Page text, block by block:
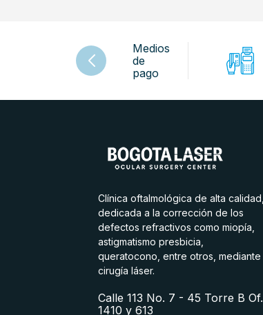
Medios
de
pago
Clínica oftalmológica de alta calidad,
dedicada a la corrección de los
defectos refractivos como miopía,
astigmatismo presbicia,
queratocono, entre otros, mediante
cirugía láser.
Calle 113 No. 7 - 45 Torre B Of.
1410 y 613